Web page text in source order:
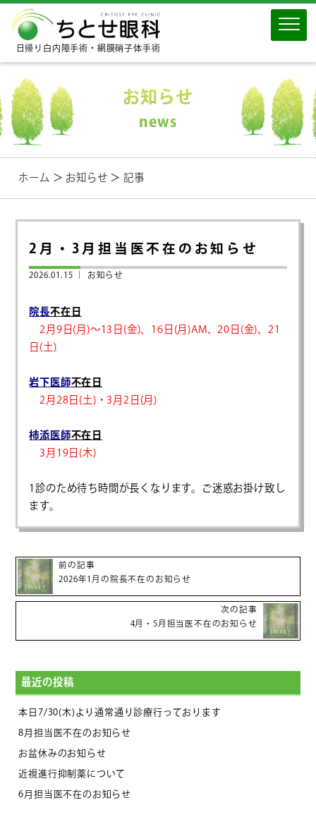
日帰り白内障手術・網膜硝子体手術
お知らせ
news
ホーム ＞ お知らせ ＞ 記事
2月・3月担当医不在のお知らせ
2026.01.15 ｜ お知らせ
院長不在日
2月9日(月)～13日(金)、 16日(月)AM、20日(金)、21
日(土)
岩下医師不在日
2月28日(土)・3月2日(月)
柿添医師不在日
3月19日(木)
1診のため待ち時間が長くなります。ご迷惑お掛け致し
ます。
前の記事
2026年1月の院長不在のお知らせ
次の記事
4月・5月担当医不在のお知らせ
最近の投稿
本日7/30(木)より通常通り診療行っております
8月担当医不在のお知らせ
お盆休みのお知らせ
近視進行抑制薬について
6月担当医不在のお知らせ